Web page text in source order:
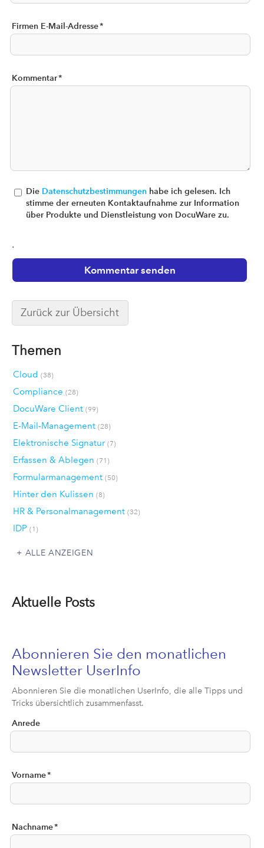
Firmen E-Mail-Adresse*
Kommentar*
Die Datenschutzbestimmungen habe ich gelesen. Ich
stimme der erneuten Kontaktaufnahme zur Information
über Produkte und Dienstleistung von DocuWare zu.
.
Zurück zur Übersicht
Themen
Cloud (38)
Compliance (28)
DocuWare Client (99)
E-Mail-Management (28)
Elektronische Signatur (7)
Erfassen & Ablegen (71)
Formularmanagement (50)
Hinter den Kulissen (8)
HR & Personalmanagement (32)
IDP (1)
ALLE ANZEIGEN
Aktuelle Posts
Abonnieren Sie den monatlichen
Newsletter UserInfo
Abonnieren Sie die monatlichen UserInfo, die alle Tipps und
Tricks übersichtlich zusammenfasst.
Anrede
Vorname*
Nachname*